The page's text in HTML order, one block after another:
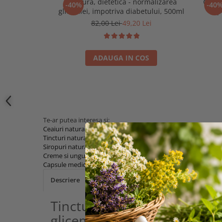
-40%
glicemiei, impotriva diabetului, 500ml
82,00 Lei49,20 Lei
ADAUGA IN COS
-
Te-ar putea interesa si:
Ceaiuri naturale si medicinale
Tincturi naturale si medicinale
Siropuri naturale
Creme si unguente naturale
Capsule medicinale
Descriere
Video(4) Review-uri(11)
Tinctura, dietetica -